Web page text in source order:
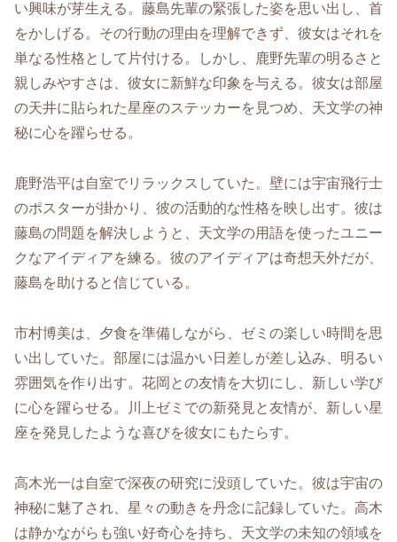
い興味が芽生える。藤島先輩の緊張した姿を思い出し、首
をかしげる。その行動の理由を理解できず、彼女はそれを
単なる性格として片付ける。しかし、鹿野先輩の明るさと
親しみやすさは、彼女に新鮮な印象を与える。彼女は部屋
の天井に貼られた星座のステッカーを見つめ、天文学の神
秘に心を躍らせる。
鹿野浩平は自室でリラックスしていた。壁には宇宙飛行士
のポスターが掛かり、彼の活動的な性格を映し出す。彼は
藤島の問題を解決しようと、天文学の用語を使ったユニー
クなアイディアを練る。彼のアイディアは奇想天外だが、
藤島を助けると信じている。
市村博美は、夕食を準備しながら、ゼミの楽しい時間を思
い出していた。部屋には温かい日差しが差し込み、明るい
雰囲気を作り出す。花岡との友情を大切にし、新しい学び
に心を躍らせる。川上ゼミでの新発見と友情が、新しい星
座を発見したような喜びを彼女にもたらす。
高木光一は自室で深夜の研究に没頭していた。彼は宇宙の
神秘に魅了され、星々の動きを丹念に記録していた。高木
は静かながらも強い好奇心を持ち、天文学の未知の領域を